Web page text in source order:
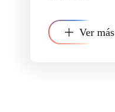
Ver más